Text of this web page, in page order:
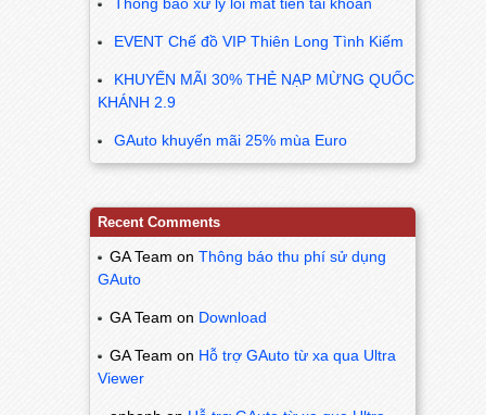
EVENT Chế đồ VIP Thiên Long Tình Kiếm
KHUYẾN MÃI 30% THẺ NẠP MỪNG QUỐC
KHÁNH 2.9
GAuto khuyến mãi 25% mùa Euro
Recent Comments
GA Team on Thông báo thu phí sử dụng
GAuto
GA Team on Download
GA Team on Hỗ trợ GAuto từ xa qua Ultra
Viewer